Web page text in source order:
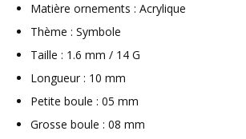
Matière ornements : Acrylique
Thème : Symbole
Taille : 1.6 mm / 14 G
Longueur : 10 mm
Petite boule : 05 mm
Grosse boule : 08 mm